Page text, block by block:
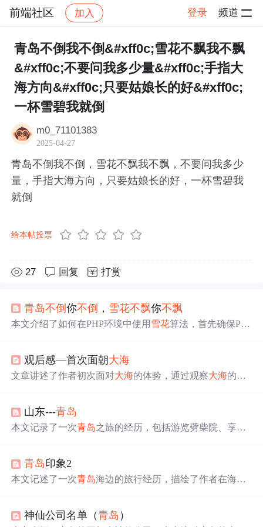
前端社区 加入 登录 频道
社区 前端社区 感慨 帖子详情
青岛不倒我不倒&#xff0c;雪花不飘我不飘
&#xff0c;不要问我多少量&#xff0c;手指大
海方向&#xff0c;只要姑娘长的好&#xff0c;
一杯雪碧我就倒
m0_71101383
2025-04-27
青岛不倒我不倒，雪花不飘我不飘，不要问我多少
量，手指大海方向，只要姑娘长的好，一杯雪碧我
就倒
给本帖投票
27 回复 打赏
青岛不倒你不倒 ， 雪花不飘你不飘
本文介绍了如何在PHP环境中使用 雪花算法，首先确保PH
法即可生成唯一ID。
观后感—首次面朝大海
文章讲述了作者初次面对大海的体验，通过观察大海的广
中成长的态度。
山东---青岛
本文记录了一次青岛之旅的经历，包括游览劈柴院、享受
青岛印象2
本文记述了一次青岛海边的旅行经历，描绘了作者在海滩
阔的大海和迷人的晚霞。
神仙公司名单（青岛 ）